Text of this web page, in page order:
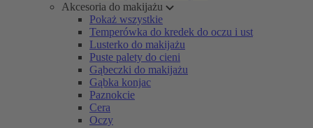
Akcesoria do makijażu
Pokaż wszystkie
Temperówka do kredek do oczu i ust
Lusterko do makijażu
Puste palety do cieni
Gąbeczki do makijażu
Gąbka konjac
Paznokcie
Cera
Oczy